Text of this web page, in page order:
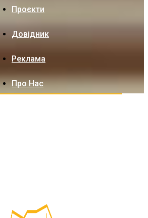
Проєкти
Довідник
Реклама
Про Нас